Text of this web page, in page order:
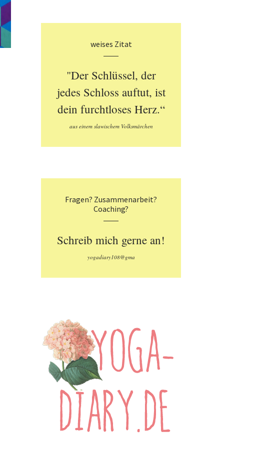
weises Zitat
"Der Schlüssel, der
jedes Schloss auftut, ist
dein furchtloses Herz.“
aus einem slawischem Volksmärchen
Fragen? Zusammenarbeit?
Coaching?
Schreib mich gerne an!
yogadiary108@gma